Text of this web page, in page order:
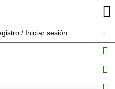
/ Iniciar sesión